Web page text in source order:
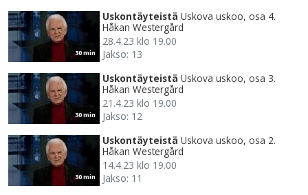
30 min
Uskontäyteistä Uskova uskoo, osa 4.
Håkan Westergård
28.4.23 klo 19.00
Jakso: 13
30 min
Uskontäyteistä Uskova uskoo, osa 3.
Håkan Westergård
21.4.23 klo 19.00
Jakso: 12
30 min
Uskontäyteistä Uskova uskoo, osa 2.
Håkan Westergård
14.4.23 klo 19.00
Jakso: 11